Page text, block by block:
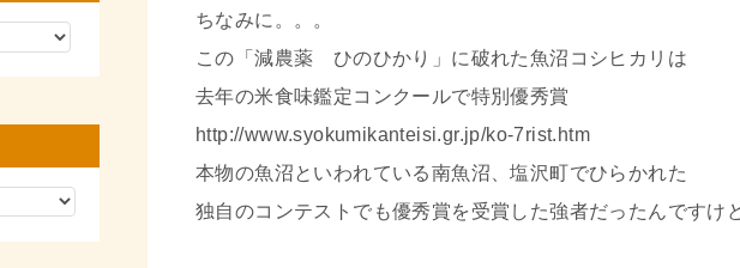
ちなみに。。。
この「減農薬 ひのひかり」に破れた魚沼コシヒカリは
去年の米食味鑑定コンクールで特別優秀賞
http://www.syokumikanteisi.gr.jp/ko-7rist.htm
本物の魚沼といわれている南魚沼、塩沢町でひらかれた
独自のコンテストでも優秀賞を受賞した強者だったんですけ